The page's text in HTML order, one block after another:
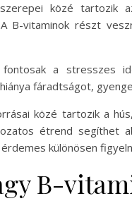
közé tartozik
B-vitaminok részt
a stresszes
fáradtságot,
közé tartozik a
étrend segíthet
különösen
B-